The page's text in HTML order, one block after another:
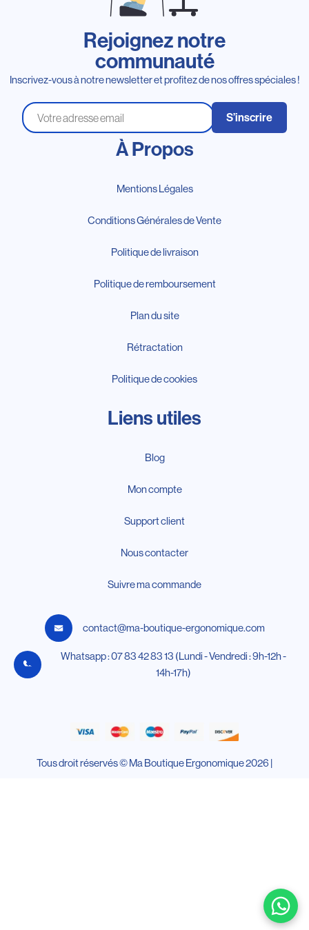
Rejoignez notre
communauté
Inscrivez-vous à notre newsletter et profitez de nos offres spéciales !
S’inscrire
À Propos
Mentions Légales
Conditions Générales de Vente
Politique de livraison
Politique de remboursement
Plan du site
Rétractation
Politique de cookies
Liens utiles
Blog
Mon compte
Support client
Nous contacter
Suivre ma commande
contact@ma-boutique-ergonomique.com
Whatsapp : 07 83 42 83 13 (Lundi - Vendredi : 9h-12h -
14h-17h)
Tous droit réservés © Ma Boutique Ergonomique 2026 |